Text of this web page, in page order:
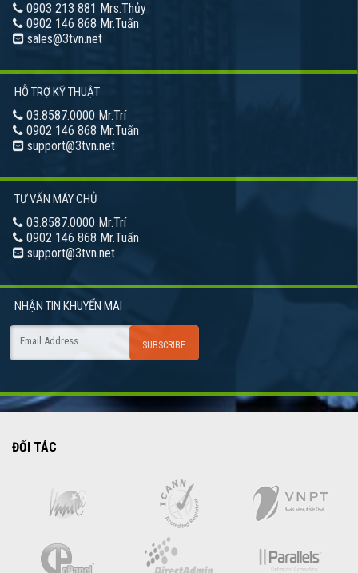
0903 213 881 Mrs.Thủy
0902 146 868 Mr.Tuấn
sales@3tvn.net
HỖ TRỢ KỸ THUẬT
03.8587.0000 Mr.Trí
0902 146 868 Mr.Tuấn
support@3tvn.net
TƯ VẤN MÁY CHỦ
03.8587.0000 Mr.Trí
0902 146 868 Mr.Tuấn
support@3tvn.net
NHẬN TIN KHUYẾN MÃI
ĐỐI TÁC